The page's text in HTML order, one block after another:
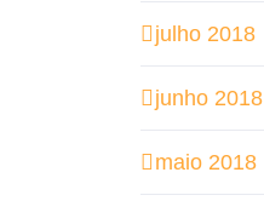
julho 2018
junho 2018
maio 2018